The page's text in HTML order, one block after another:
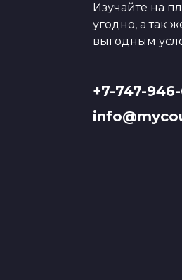
Изучайте на
угодно, а так
выгодным
+7-747-